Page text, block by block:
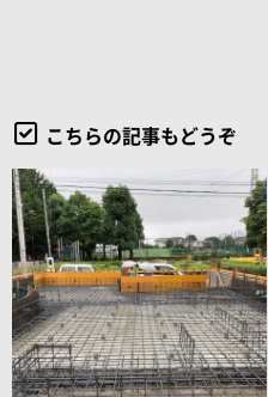
こちらの記事もどうぞ